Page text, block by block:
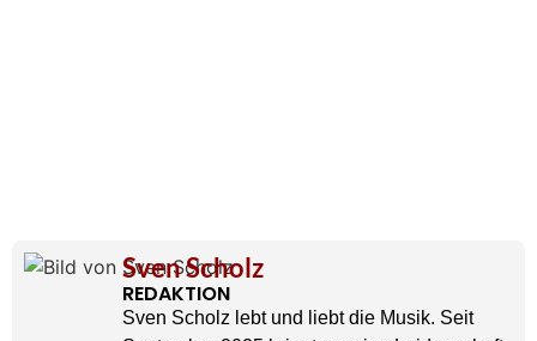
Sven Scholz
REDAKTION
Sven Scholz lebt und liebt die Musik. Seit